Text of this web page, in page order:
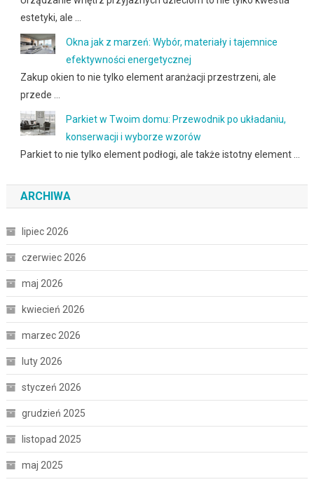
estetyki, ale …
Okna jak z marzeń: Wybór, materiały i tajemnice
efektywności energetycznej
Zakup okien to nie tylko element aranżacji przestrzeni, ale
przede …
Parkiet w Twoim domu: Przewodnik po układaniu,
konserwacji i wyborze wzorów
Parkiet to nie tylko element podłogi, ale także istotny element …
ARCHIWA
lipiec 2026
czerwiec 2026
maj 2026
kwiecień 2026
marzec 2026
luty 2026
styczeń 2026
grudzień 2025
listopad 2025
maj 2025